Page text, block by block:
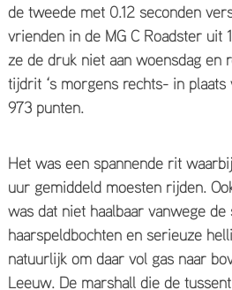
de tweede met 0.12 seconden
vrienden in de MG C Roadster uit
ze de druk niet aan woensdag en
tijdrit ‘s morgens rechts- in plaats
973 punten.
Het was een spannende rit
uur gemiddeld moesten rijden.
was dat niet haalbaar vanwege de
haarspeldbochten en serieuze
natuurlijk om daar vol gas naar
Leeuw. De marshall die de